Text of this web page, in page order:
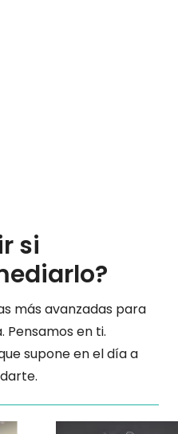
si
más avanzadas para
Pensamos en ti.
supone en el día a